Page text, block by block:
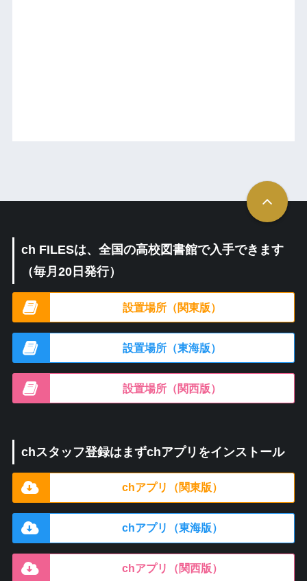
ch FILESは、全国の高校図書館で入手できます
（毎月20日発行）
設置場所（関東版）
設置場所（東海版）
設置場所（関西版）
chスタッフ登録はまずchアプリをインストール
chアプリ（関東版）
chアプリ（東海版）
chアプリ（関西版）